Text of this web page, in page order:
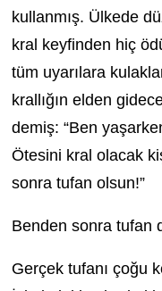
kullanmış. Ülkede
kral keyfinden hiç
tüm uyarılara
krallığın elden
demiş: “Ben
Ötesini kral olacak
sonra tufan olsun!”
Benden sonra tufan
Gerçek tufanı çoğu